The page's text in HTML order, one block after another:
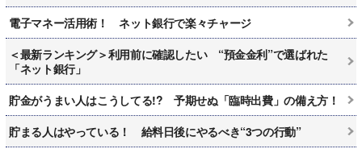
電子マネー活用術！ ネット銀行で楽々チャージ
＜最新ランキング＞利用前に確認したい “預金金利”で選ばれた
「ネット銀行」
貯金がうまい人はこうしてる!? 予期せぬ「臨時出費」の備え方！
貯まる人はやっている！ 給料日後にやるべき“3つの行動”